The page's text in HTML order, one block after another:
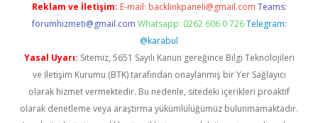
Reklam ve İletişim: E-mail: backlinkpaneli@gmail.com Teams:
forumhizmeti@gmail.com Whatsapp: 0262 606 0 726 Telegram:
@karabul
Yasal Uyarı: Sitemiz, 5651 Sayılı Kanun gereğince Bilgi Teknolojileri
ve İletişim Kurumu (BTK) tarafından onaylanmış bir Yer Sağlayıcı
olarak hizmet vermektedir. Bu nedenle, sitedeki içerikleri proaktif
olarak denetleme veya araştırma yükümlülüğümüz bulunmamaktadır.